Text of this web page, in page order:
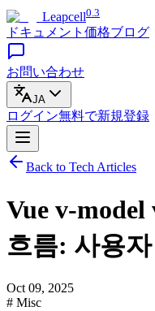
Leapcell0.3
ドキュメント 価格ブログ
お問い合わせ
JA
ログイン無料で新規登録
Back to Tech Articles
Vue v-model
흐름: 사용
Oct 09, 2025
# Misc